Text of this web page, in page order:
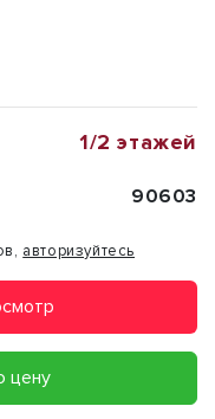
1/2 этажей
90603
авторизуйтесь
цену